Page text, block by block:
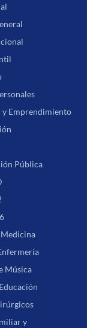
y Emprendimiento
Pública
Medicina
Música
y